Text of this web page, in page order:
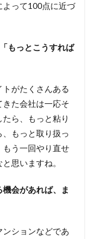
よって100点に近づ
もっとこうすれば
がたくさんある
た会社は一応そ
ら、もっと粘り
もっと取り扱っ
もう一回やり直せ
思いますね。
会があれば、ま
ションなどであ